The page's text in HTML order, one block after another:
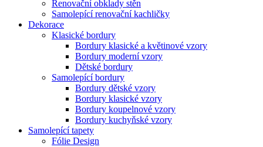
Renovační obklady stěn
Samolepící renovační kachličky
Dekorace
Klasické bordury
Bordury klasické a květinové vzory
Bordury moderní vzory
Dětské bordury
Samolepící bordury
Bordury dětské vzory
Bordury klasické vzory
Bordury koupelnové vzory
Bordury kuchyňské vzory
Samolepící tapety
Fólie Design